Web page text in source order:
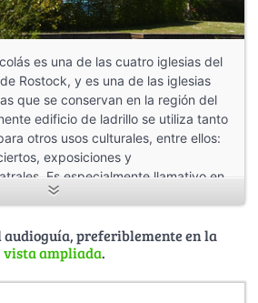
es una de las cuatro iglesias del
Rostock, y es una de las iglesias
que se conservan en la región del
edificio de ladrillo se utiliza tanto
otros usos culturales, entre ellos:
exposiciones y
Es especialmente llamativo en
de tres plantas de viviendas
audioguía, preferiblemente en la
vista ampliada.